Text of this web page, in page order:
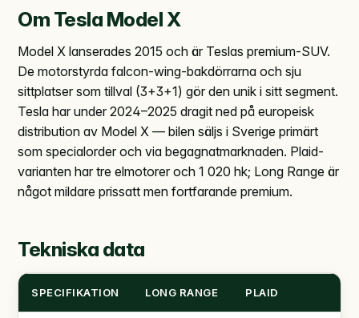
Om Tesla Model X
Model X lanserades 2015 och är Teslas premium-SUV.
De motorstyrda falcon-wing-bakdörrarna och sju
sittplatser som tillval (3+3+1) gör den unik i sitt segment.
Tesla har under 2024–2025 dragit ned på europeisk
distribution av Model X — bilen säljs i Sverige primärt
som specialorder och via begagnatmarknaden. Plaid-
varianten har tre elmotorer och 1 020 hk; Long Range är
något mildare prissatt men fortfarande premium.
Tekniska data
SPECIFIKATION LONG RANGE PLAID